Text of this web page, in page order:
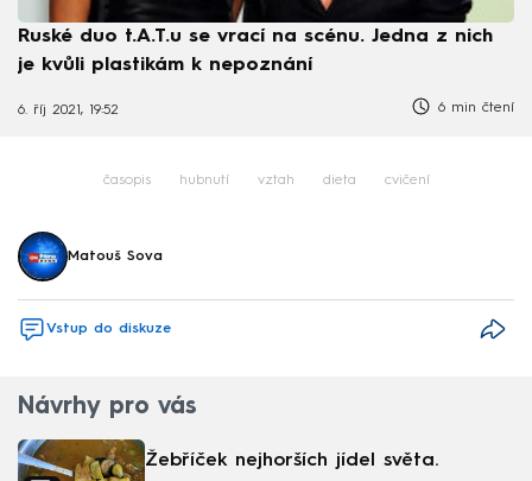
Ruské duo t.A.T.u se vrací na scénu. Jedna z nich
je kvůli plastikám k nepoznání
6. říj 2021, 19:52 6 min čtení
časopis hubnutí vztah dieta cvičení
Matouš Sova
Vstup do diskuze
Návrhy pro vás
Žebříček nejhorších jídel světa.